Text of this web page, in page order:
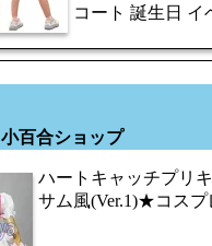
コート 誕生日 イ
小百合ショップ
ハートキャッチプリ
サム風(Ver.1)★コスプ